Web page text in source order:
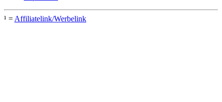
¹ = Affiliatelink/Werbelink